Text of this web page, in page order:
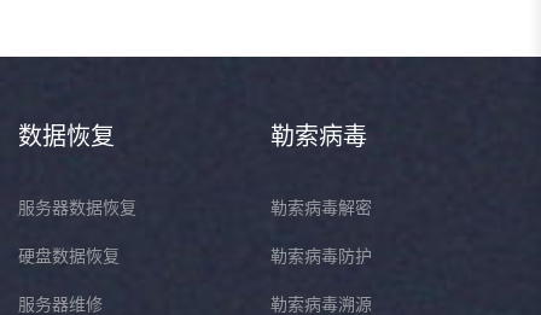
数据恢复
服务器数据恢复
硬盘数据恢复
服务器维修
勒索病毒
勒索病毒解密
勒索病毒防护
勒索病毒溯源